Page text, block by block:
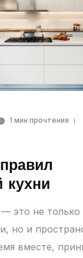
1 мин прочтения
кухни
это не только
но и
вместе,